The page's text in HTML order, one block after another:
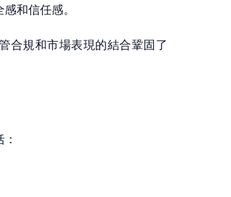
和信任感。
合規和市場表現的結合鞏固了